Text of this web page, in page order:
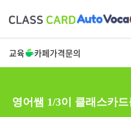
교육 카페가격문의
영어쌤 1/3이 클래스카